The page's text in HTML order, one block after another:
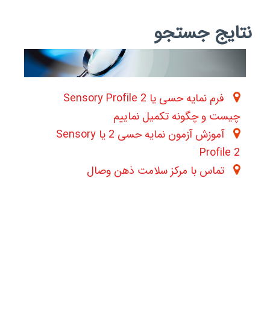
نتایج جستجو
فرم نمایه حسی یا 2 Sensory Profile
چیست و چگونه تکمیل نماییم
آموزش آزمون نمایه حسی 2 یا Sensory
Profile 2
تماس با مرکز سلامت ذهن وصال